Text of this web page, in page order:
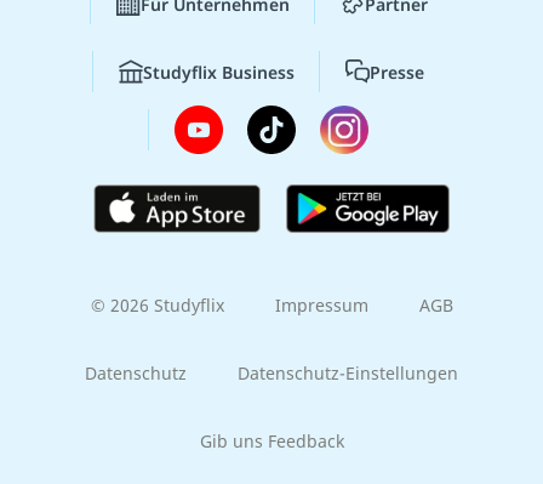
Studyflix Business Presse
© 2026 Studyflix Impressum AGB
Datenschutz Datenschutz-Einstellungen
Gib uns Feedback